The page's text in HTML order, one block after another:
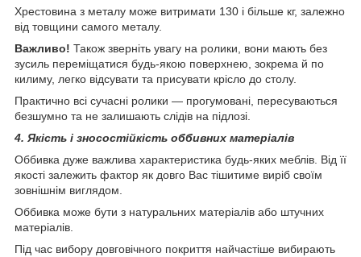
Хрестовина з металу може витримати 130 і більше кг, залежно
від товщини самого металу.
Важливо! Також зверніть увагу на ролики, вони мають без
зусиль переміщатися будь-якою поверхнею, зокрема й по
килиму, легко відсувати та присувати крісло до столу.
Практично всі сучасні ролики — прогумовані, пересуваються
безшумно та не залишають слідів на підлозі.
4. Якість і зносостійкість оббивних матеріалів
Оббивка дуже важлива характеристика будь-яких меблів. Від її
якості залежить фактор як довго Вас тішитиме виріб своїм
зовнішнім виглядом.
Оббивка може бути з натуральних матеріалів або штучних
матеріалів.
Під час вибору довговічного покриття найчастіше вибирають